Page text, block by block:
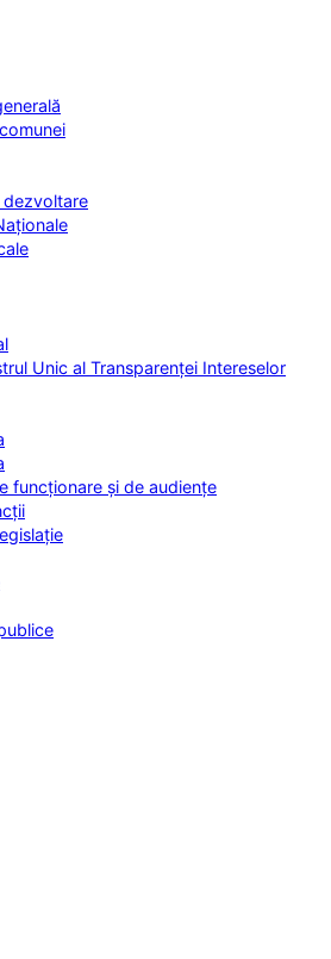
dezvoltare
Unic al Transparenței Intereselor
funcționare și de audiențe